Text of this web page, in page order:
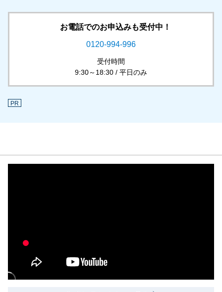
お電話でのお申込みも受付中！
0120-994-996
受付時間
9:30～18:30 / 平日のみ
PR